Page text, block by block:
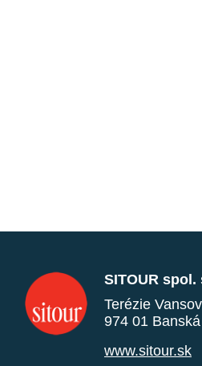
SITOUR spol.
Terézie
974 01
www.sitour.sk